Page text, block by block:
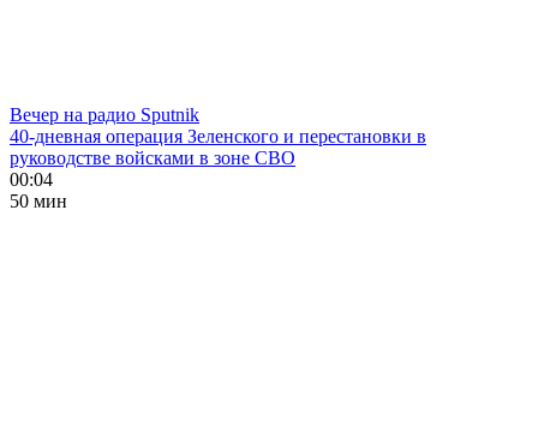
Вечер на радио Sputnik
40-дневная операция Зеленского и перестановки в
руководстве войсками в зоне СВО
00:04
50 мин